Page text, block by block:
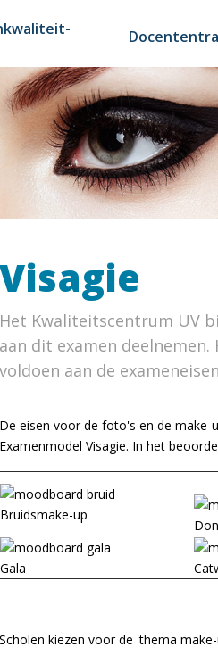
Visagie
Het Kwaliteitscentrum UV
aan dit examen
voldoen aan de
De eisen voor de foto's en de make-
Examenmodel Visagie. In het
Bruidsmake-up
Gala
Scholen kiezen voor de 'thema